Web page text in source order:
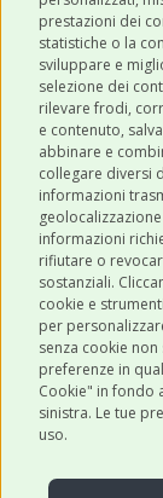
prestazioni dei
statistiche o la
sviluppare e
selezione dei
rilevare frodi,
e contenuto,
abbinare e
collegare diversi
informazioni
informazioni
rifiutare o
sostanziali.
cookie e
per
senza cookie
preferenze in
Cookie" in fondo
sinistra. Le tue
uso.